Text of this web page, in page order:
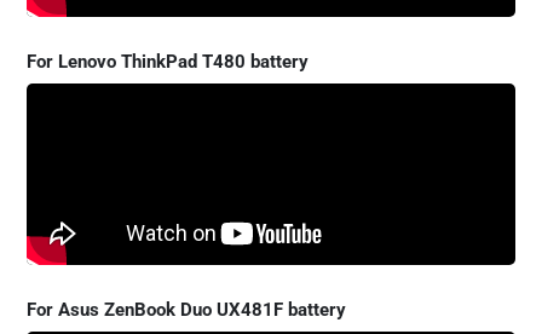
For Lenovo ThinkPad T480 battery
For Asus ZenBook Duo UX481F battery